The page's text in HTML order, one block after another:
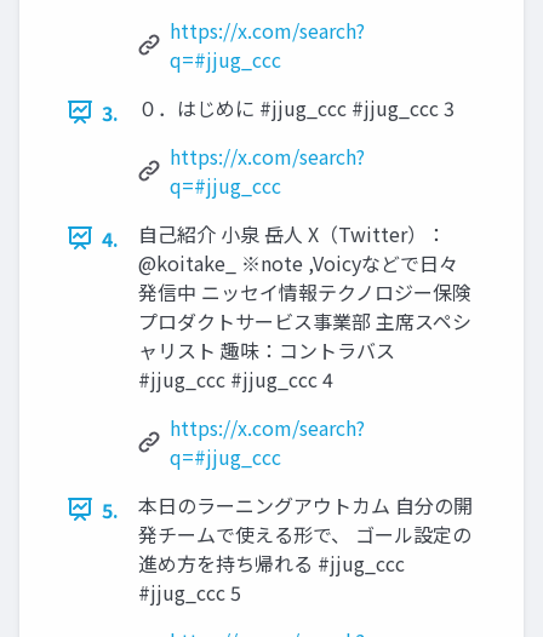
https://x.com/search?
q=#jjug_ccc
3.
０．はじめに #jjug_ccc #jjug_ccc 3
https://x.com/search?
q=#jjug_ccc
4.
自己紹介 小泉 岳人 X（Twitter）：
@koitake_ ※note ,Voicyなどで日々
発信中 ニッセイ情報テクノロジー保険
プロダクトサービス事業部 主席スペシ
ャリスト 趣味：コントラバス
#jjug_ccc #jjug_ccc 4
https://x.com/search?
q=#jjug_ccc
5.
本日のラーニングアウトカム 自分の開
発チームで使える形で、 ゴール設定の
進め方を持ち帰れる #jjug_ccc
#jjug_ccc 5